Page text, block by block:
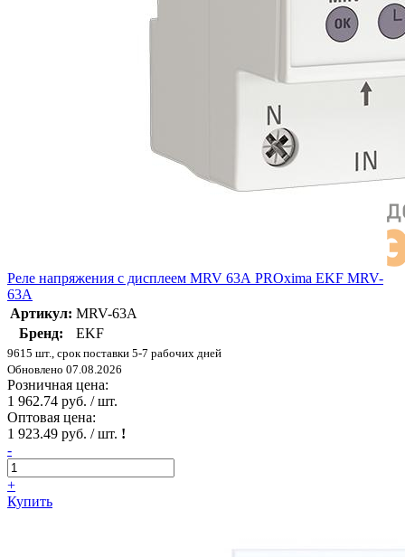
Реле напряжения с дисплеем MRV 63А PROxima EKF MRV-
63A
Артикул: MRV-63A
Бренд:
EKF
9615 шт., срок поставки 5-7 рабочих дней
Обновлено 07.08.2026
Розничная цена:
1 962.74 руб. / шт.
Оптовая цена:
1 923.49 руб. / шт. !
-
+
Купить